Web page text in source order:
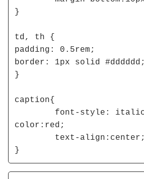
}
td, th {
padding: 0.5rem;
border: 1px solid #dddddd;
}
caption{
color:red;
}